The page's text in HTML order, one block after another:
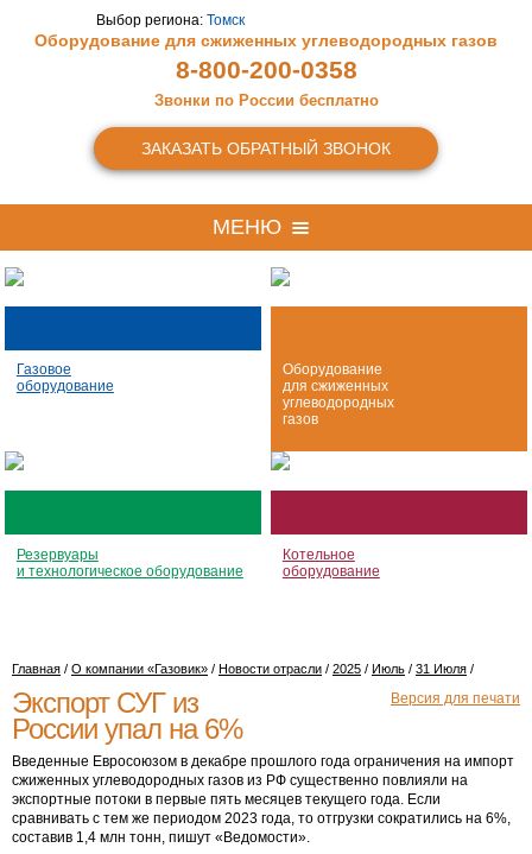
Выбор региона: Томск
Оборудование для сжиженных углеводородных газов
8-800-200-0358
Звонки по России бесплатно
ЗАКАЗАТЬ ОБРАТНЫЙ ЗВОНОК
МЕНЮ
Газовое
оборудование
Оборудование
для сжиженных
углеводородных
газов
Резервуары
и технологическое оборудование
Котельное
оборудование
Главная / О компании «Газовик» / Новости отрасли / 2025 / Июль / 31 Июля /
Версия для печати
Экспорт СУГ из
России упал на 6%
Введенные Евросоюзом в декабре прошлого года ограничения на импорт
сжиженных углеводородных газов из РФ существенно повлияли на
экспортные потоки в первые пять месяцев текущего года. Если
сравнивать с тем же периодом 2023 года, то отгрузки сократились на 6%,
составив 1,4 млн тонн, пишут «Ведомости».